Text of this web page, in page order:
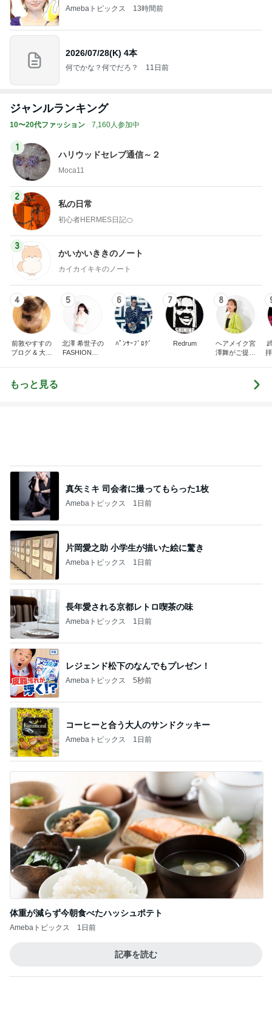
Amebaトピックス 13時間前
2026/07/28(K) 4本
何でかな？何でだろ？ 11日前
ジャンルランキング
10〜20代ファッション 7,160人参加中
1
ハリウッドセレブ通信～２
Moca11
2
私の日常
初心者HERMES日記🍊
3
かいかいききのノート
カイカイキキのノート
4
前敦やすすの
ブログ & 大谷
5
北澤 希世子の
FASHION◆bl
6
ﾊﾟﾝｻｰﾌﾞﾛｸﾞ
7
Redrum
8
ヘアメイク宮
澤舞がご提案
診断&顔分析
メイクレッス
もっと見る
真矢ミキ 司会者に撮ってもらった1枚
Amebaトピックス 1日前
片岡愛之助 小学生が描いた絵に驚き
Amebaトピックス 1日前
長年愛される京都レトロ喫茶の味
Amebaトピックス 1日前
レジェンド松下のなんでもプレゼン！
Amebaトピックス 5秒前
コーヒーと合う大人のサンドクッキー
Amebaトピックス 1日前
体重が減らず今朝食べたハッシュポテト
Amebaトピックス 1日前
記事を読む